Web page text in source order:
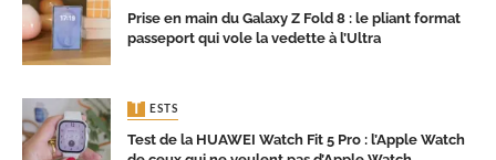
Prise en main du Galaxy Z Fold 8 : le pliant format
passeport qui vole la vedette à l’Ultra
TESTS
Test de la HUAWEI Watch Fit 5 Pro : l’Apple Watch